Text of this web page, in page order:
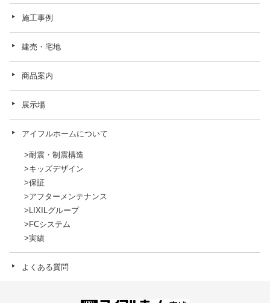
施工事例
建売・宅地
商品案内
展示場
アイフルホームについて
耐震・制震構造
キッズデザイン
保証
アフターメンテナンス
LIXILグループ
FCシステム
実績
よくある質問